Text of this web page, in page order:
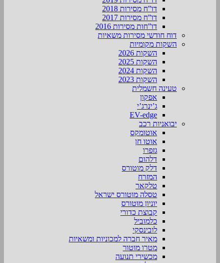
דו”ח מסירות 2018
דו”ח מסירות 2017
דו”חות מסירות 2016
דוח חודשי מסירות משאיות
השקות מקומיות
השקות 2026
השקות 2025
השקות 2024
השקות 2023
טעינה חשמלית
אפקון
ג’ינרג’י
EV-edge
יבואניות רכב
אוטומקס
אוטו חן
גזפרו
דלהום
דלק מוטורס
המזרח
טלקאר
טסלה מוטורס ישראל
יוניון מוטורס
קבוצת כדורי
כלמוביל
לובינסקי
מאיר חברה למכוניות ומשאיות
מטרו מוטור
מכשירי תנועה